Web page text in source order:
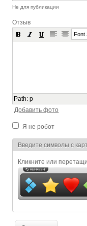
Не для публикации
Отзыв
Font
Path:p
Добавить фото
Я не робот
Я спамер
Введите символы с
Кликните или